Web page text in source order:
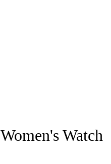
Watch